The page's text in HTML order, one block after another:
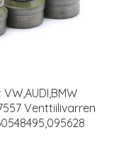
Venttiilivarren